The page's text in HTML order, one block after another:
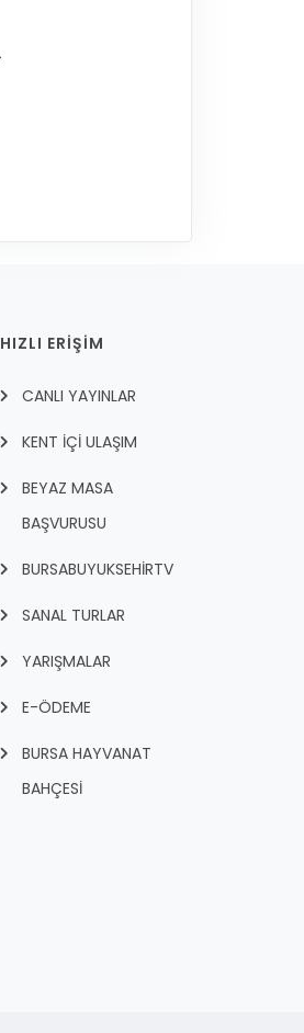
HIZLI ERİŞİM
CANLI YAYINLAR
KENT İÇI ULAŞIM
BEYAZ MASA
BAŞVURUSU
BURSABUYUKSEHIRTV
SANAL TURLAR
YARIŞMALAR
E-ÖDEME
BURSA HAYVANAT
BAHÇESİ